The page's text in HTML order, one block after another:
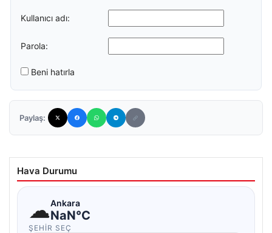
Kullanıcı adı:
Parola:
Beni hatırla
Paylaş:
Hava Durumu
☁Ankara
NaN°C
ŞEHIR SEÇ